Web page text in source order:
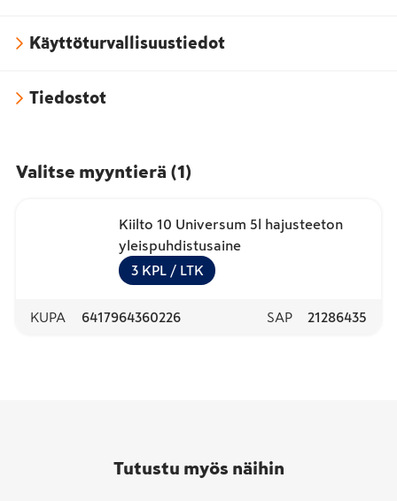
Käyttöturvallisuustiedot
Tiedostot
Valitse myyntierä (1)
Kiilto 10 Universum 5l hajusteeton
yleispuhdistusaine
3 KPL / LTK
KUPA 6417964360226 SAP 21286435
Tutustu myös näihin